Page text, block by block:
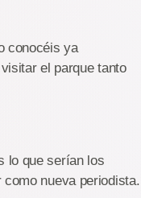
conocéis ya
el parque tanto
lo que serían los
nueva periodista.